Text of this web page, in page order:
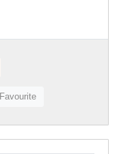
Favourite